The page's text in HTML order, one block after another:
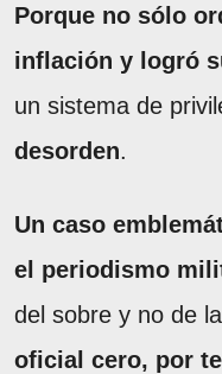
Porque no sólo
inflación y logró
un sistema de
desorden.
Un caso
el periodismo
del sobre y no de
oficial cero, por